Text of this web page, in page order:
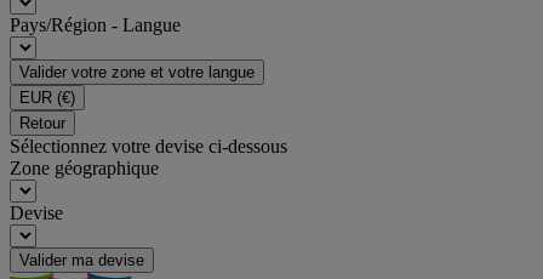
Pays/Région - Langue
Valider votre zone et votre langue
EUR (€)
Retour
Sélectionnez votre devise ci-dessous
Zone géographique
Devise
Valider ma devise